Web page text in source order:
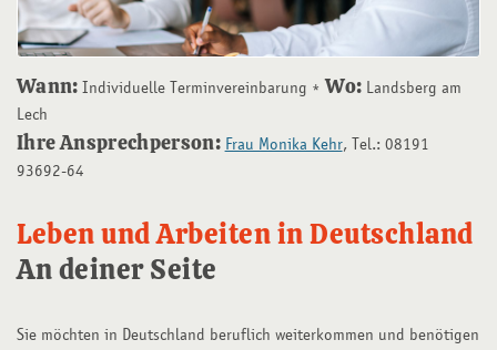
Wann:Individuelle Terminvereinbarung Wo: Landsberg am
Lech
Ihre Ansprechperson: Frau Monika Kehr, Tel.: 08191
93692-64
Leben und Arbeiten in Deutschland
An deiner Seite
Sie möchten in Deutschland beruflich weiterkommen und benötigen